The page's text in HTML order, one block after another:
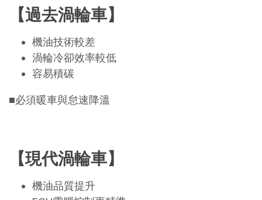
【過去渦輪車】
機油技術較差
渦輪冷卻效率較低
容易積碳
■必須暖車與怠速降溫
【現代渦輪車】
機油品質提升